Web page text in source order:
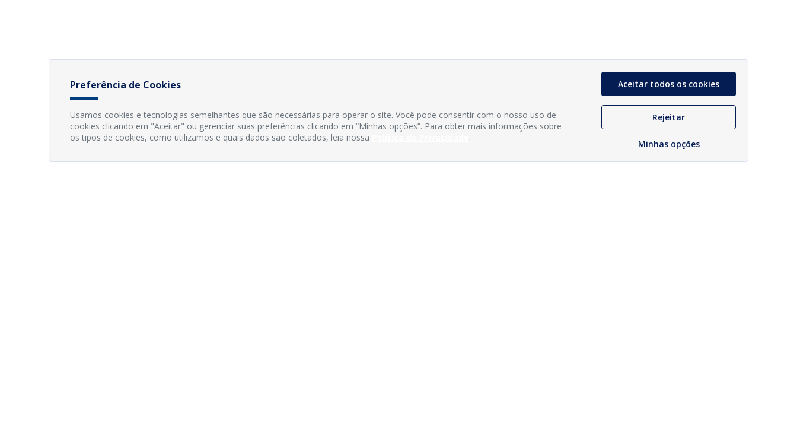
Preferência de Cookies
Usamos cookies e tecnologias semelhantes que são necessárias para operar o site. Você pode consentir com o nosso uso de
cookies clicando em "Aceitar" ou gerenciar suas preferências clicando em “Minhas opções”. Para obter mais informações sobre
os tipos de cookies, como utilizamos e quais dados são coletados, leia nossa
.
Aceitar todos os cookies
Rejeitar
Minhas opções